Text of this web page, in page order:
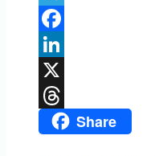
Telegram
Facebook
LinkedIn
X
ThreadsShare